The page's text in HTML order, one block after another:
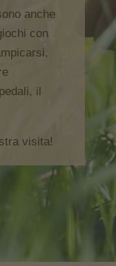
anche
con
il
visita!